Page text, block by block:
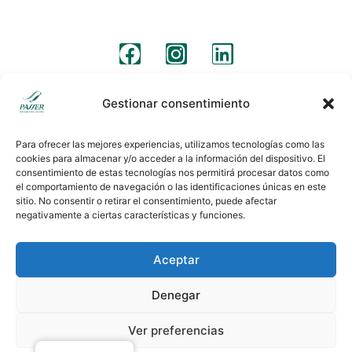
Gestionar consentimiento
Para ofrecer las mejores experiencias, utilizamos tecnologías como las
cookies para almacenar y/o acceder a la información del dispositivo. El
consentimiento de estas tecnologías nos permitirá procesar datos como
el comportamiento de navegación o las identificaciones únicas en este
sitio. No consentir o retirar el consentimiento, puede afectar
negativamente a ciertas características y funciones.
Aceptar
Denegar
Ver preferencias